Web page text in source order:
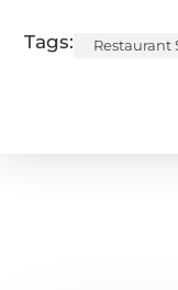
Tags: Restaurant